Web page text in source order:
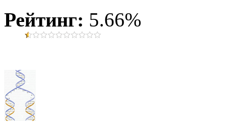
Рейтинг: 5.66%